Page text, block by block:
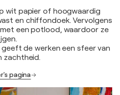
wit papier of hoogwaardig
en chiffondoek. Vervolgens
een potlood, waardoor ze
de werken een sfeer van
zachtheid.
pagina